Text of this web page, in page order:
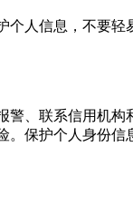
人信息，不要
、联系信用机
保护个人身份信